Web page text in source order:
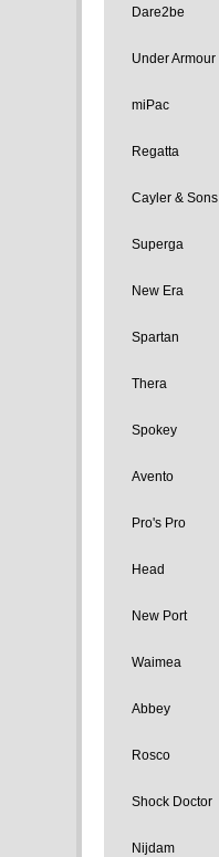
Dare2be
Under Armour
miPac
Regatta
Cayler & Sons
Superga
New Era
Spartan
Thera
Spokey
Avento
Pro's Pro
Head
New Port
Waimea
Abbey
Rosco
Shock Doctor
Nijdam